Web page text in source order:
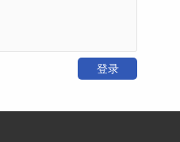
登录